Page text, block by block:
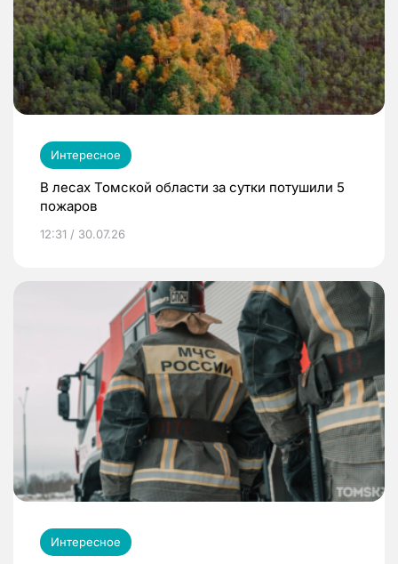
Интересное
В лесах Томской области за сутки потушили 5
пожаров
12:31 / 30.07.26
Интересное